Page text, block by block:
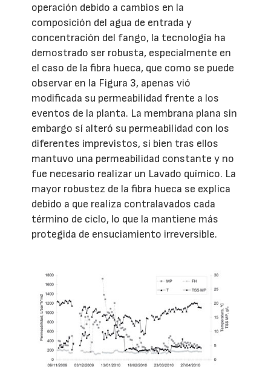
operación debido a cambios en la
composición del agua de entrada y
concentración del fango, la tecnología ha
demostrado ser robusta, especialmente en
el caso de la fibra hueca, que como se puede
observar en la Figura 3, apenas vió
modificada su permeabilidad frente a los
eventos de la planta. La membrana plana sin
embargo sí alteró su permeabilidad con los
diferentes imprevistos, si bien tras ellos
mantuvo una permeabilidad constante y no
fue necesario realizar un Lavado químico. La
mayor robustez de la fibra hueca se explica
debido a que realiza contralavados cada
término de ciclo, lo que la mantiene más
protegida de ensuciamiento irreversible.